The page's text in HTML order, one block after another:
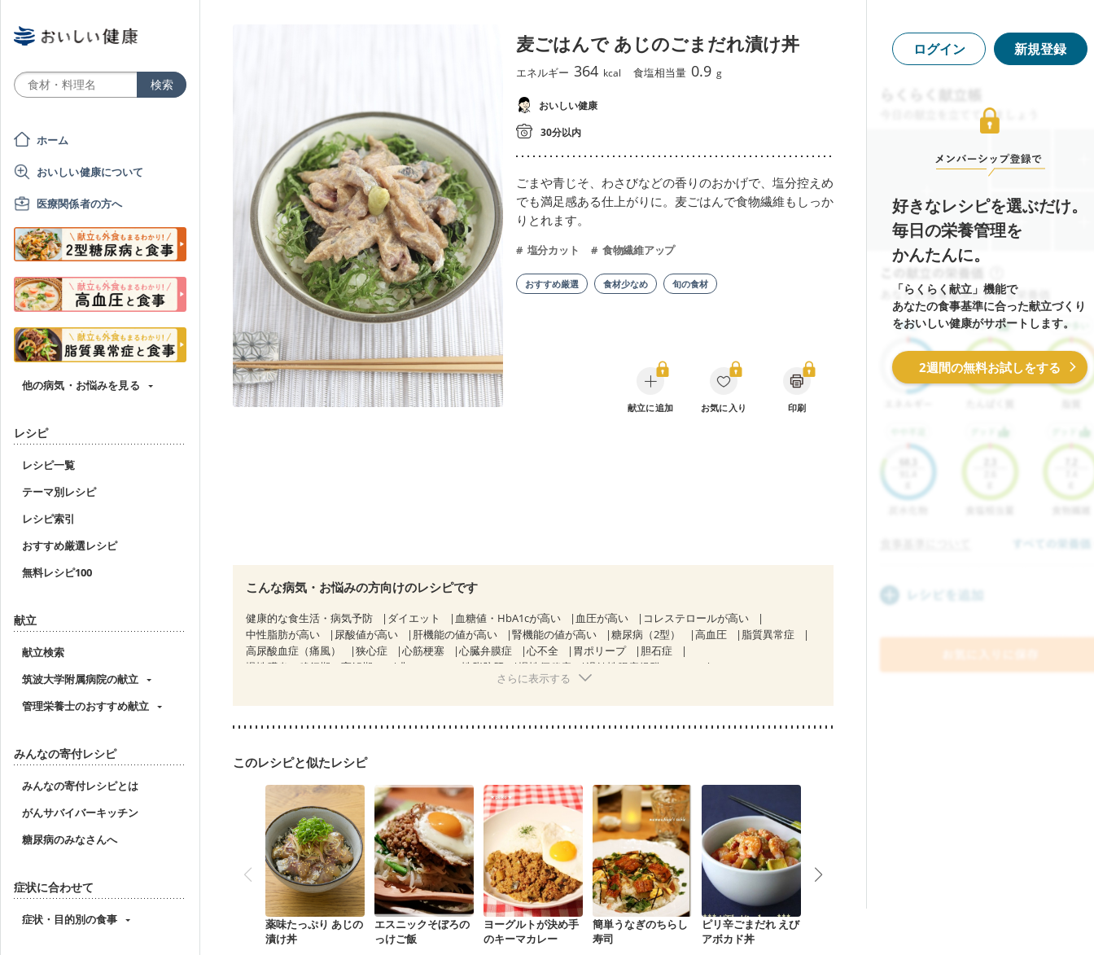
ホーム
おいしい健康について
医療関係者の方へ
他の病気・お悩みを見る
レシピ
レシピ一覧
テーマ別レシピ
レシピ索引
おすすめ厳選レシピ
無料レシピ100
献立
献立検索
筑波大学附属病院の献立
管理栄養士のおすすめ献立
みんなの寄付レシピ
みんなの寄付レシピとは
がんサバイバーキッチン
糖尿病のみなさんへ
症状に合わせて
症状・目的別の食事
麦ごはんで あじのごまだれ漬け丼
エネルギー 364 kcal 食塩相当量 0.9 g
おいしい健康
30分以内
ごまや青じそ、わさびなどの香りのおかげで、塩分控えめ
でも満足感ある仕上がりに。麦ごはんで食物繊維もしっか
りとれます。
塩分カット 食物繊維アップ
おすすめ厳選 食材少なめ 旬の食材
献立に追加 お気に入り 印刷
こんな病気・お悩みの方向けのレシピです
健康的な食生活・病気予防 ダイエット 血糖値・HbA1cが高い 血圧が高い
コレステロールが高い
中性脂肪が高い
尿酸値が高い 肝機能の値が高い 腎機能の値が高い 糖尿病（2型） 高血圧
脂質異常症
高尿酸血症（痛風）
狭心症 心筋梗塞 心臓弁膜症 心不全 胃ポリープ
胆石症
慢性膵炎（移行期・寛解期）
非アルコール性脂肪肝 慢性便秘症
過敏性腸症候群（IBS）
糖尿病性腎症（第２期）
産後（ミルク）
骨折 骨粗しょう症 関節リウマチ 乾癬 フレイル（年齢に合わせた体作り）
低栄養予防
さらに表示する
このレシピと似たレシピ
薬味たっぷり あじの
漬け丼
エスニックそぼろの
っけご飯
ヨーグルトが決め手
のキーマカレー
簡単うなぎのちらし
寿司
ピリ辛ごまだれ えび
アボカド丼
ログイン 新規登録
好きなレシピを選ぶだけ。
毎日の栄養管理を
かんたんに。
「らくらく献立」機能で
あなたの食事基準に合った献立づくり
をおいしい健康がサポートします。
2週間の無料お試しをする